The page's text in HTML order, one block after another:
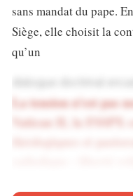
sans mandat du pape.
Siège, elle choisit la
qu’un
La tension n’est pas
Vatican II, la FSSPX
théologiques et